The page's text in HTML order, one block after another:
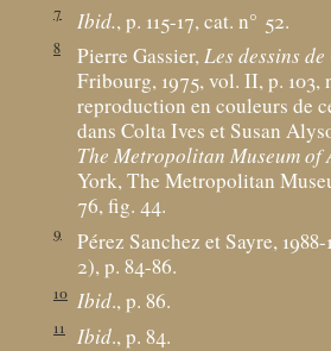
7 Ibid., p. 115-17, cat. n° 52.
8 Pierre Gassier,Les dessins de
Fribourg, 1975, vol. II, p. 103,
reproduction en couleurs de
dans Colta Ives et Susan
The Metropolitan Museum of
York, The Metropolitan
76, fig. 44.
9 Pérez Sanchez et Sayre, 1988-
2), p. 84-86.
10 Ibid., p. 86.
11 Ibid., p. 84.